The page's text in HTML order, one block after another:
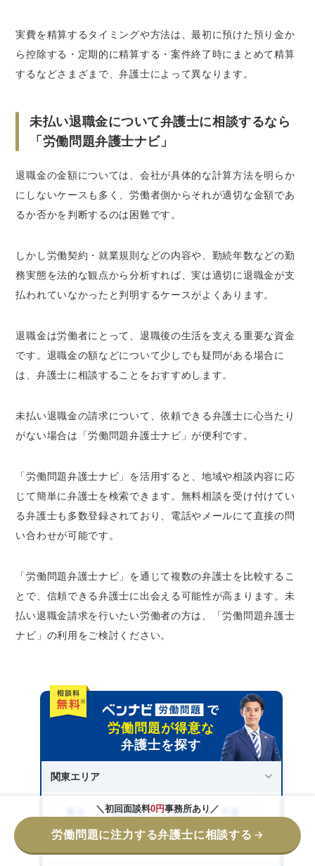
実費を精算するタイミングや方法は、最初に預けた預り金か
ら控除する・定期的に精算する・案件終了時にまとめて精算
するなどさまざまで、弁護士によって異なります。
未払い退職金について弁護士に相談するなら
「労働問題弁護士ナビ」
退職金の金額については、会社が具体的な計算方法を明らか
にしないケースも多く、労働者側からそれが適切な金額であ
るか否かを判断するのは困難です。
しかし労働契約・就業規則などの内容や、勤続年数などの勤
務実態を法的な観点から分析すれば、実は適切に退職金が支
払われていなかったと判明するケースがよくあります。
退職金は労働者にとって、退職後の生活を支える重要な資金
です。退職金の額などについて少しでも疑問がある場合に
は、弁護士に相談することをおすすめします。
未払い退職金の請求について、依頼できる弁護士に心当たり
がない場合は「労働問題弁護士ナビ」が便利です。
「労働問題弁護士ナビ」を活用すると、地域や相談内容に応
じて簡単に弁護士を検索できます。無料相談を受け付けてい
る弁護士も多数登録されており、電話やメールにて直接の問
い合わせが可能です。
「労働問題弁護士ナビ」を通じて複数の弁護士を比較するこ
とで、信頼できる弁護士に出会える可能性が高まります。未
払い退職金請求を行いたい労働者の方は、「労働問題弁護士
ナビ」の利用をご検討ください。
労働問題が得意な
弁護士を探す
関東エリア
神奈川 埼玉
茨城 群馬 栃木
＼初回面談料0円事務所あり／
労働問題に注力する弁護士に相談する